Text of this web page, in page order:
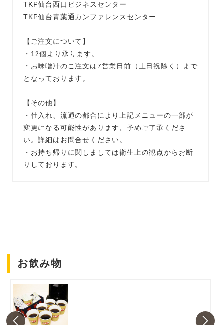
TKP仙台西口ビジネスセンター
TKP仙台青葉通カンファレンスセンター
【ご注文について】
・12個より承ります。
・お味噌汁のご注文は7営業日前（土日祝除く）まで
となっております。
【その他】
・仕入れ、流通の都合により上記メニューの一部が
変更になる可能性があります。予めご了承くださ
い。詳細はお問合せください。
・お持ち帰りに関しましては衛生上の観点からお断
りしております。
お飲み物